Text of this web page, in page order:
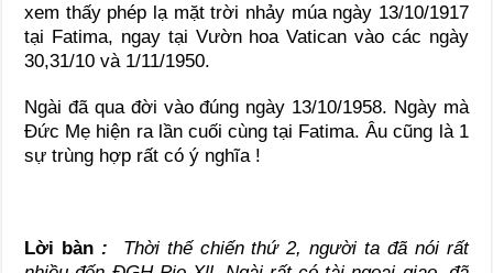
xem thấy phép lạ mặt trời nhảy múa ngày 13/10/1917
tại Fatima, ngay tại Vườn hoa Vatican vào các ngày
30,31/10 và 1/11/1950.
Ngài đã qua đời vào đúng ngày 13/10/1958. Ngày mà
Đức Mẹ hiện ra lần cuối cùng tại Fatima. Âu cũng là 1
sự trùng hợp rất có ý nghĩa !
Lời bàn :
Thời thế chiến thứ 2, người ta đã nói rất